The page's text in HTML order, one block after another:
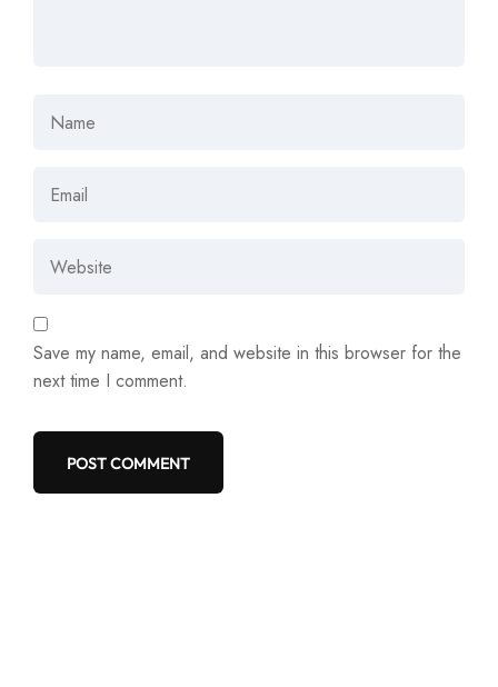
Save my name, email, and website in this browser for the
next time I comment.